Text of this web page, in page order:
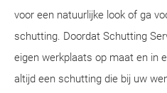
voor een natuurlijke look of ga
schutting. Doordat Schutting
eigen werkplaats op maat en in
altijd een schutting die bij uw